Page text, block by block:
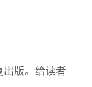
版。给读者